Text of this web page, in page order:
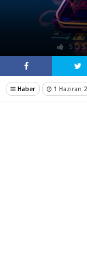
Haber 1 Haziran